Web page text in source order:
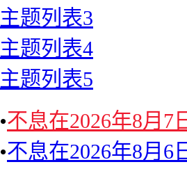
主题列表3
主题列表4
主题列表5
•不息在2026年8月7
•不息在2026年8月6